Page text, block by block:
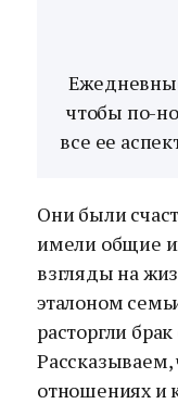
чтобы по-
все ее
Они были
имели общие
взгляды на
эталоном
расторгли
Рассказываем,
отношениях и